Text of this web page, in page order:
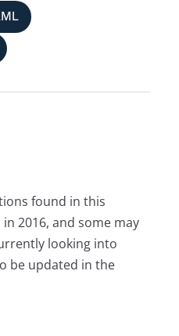
found in this
2016, and some may
looking into
be updated in the